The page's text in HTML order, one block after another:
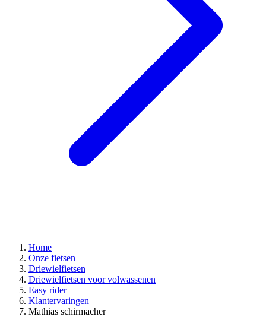
Home
Onze fietsen
Driewielfietsen
Driewielfietsen voor volwassenen
Easy rider
Klantervaringen
Mathias schirmacher